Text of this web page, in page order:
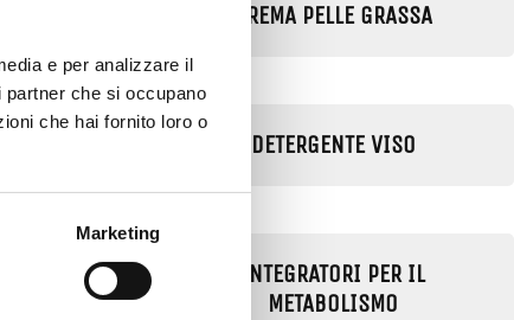
e per analizzare il
che si occupano
che hai fornito loro o
Marketing
CREMA PELLE GRASSA
DETERGENTE VISO
INTEGRATORI PER IL
METABOLISMO